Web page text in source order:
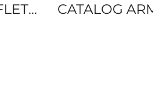
ELLA – COLECȚIA TA DE SUFLET PENTRU INVITAȚII DE NUNTĂ. DESIGNURI ELEGANTE, HÂRTIE DE CALITATE ȘI PLICURI ASORTATE.